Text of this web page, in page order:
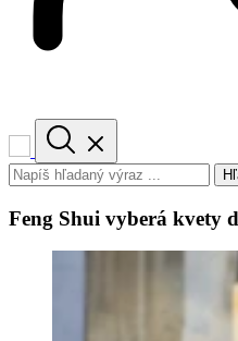
Feng Shui vyberá kvety